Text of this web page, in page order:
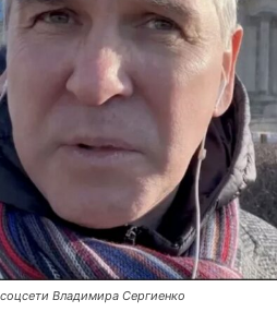
соцсети Владимира Сергиенко